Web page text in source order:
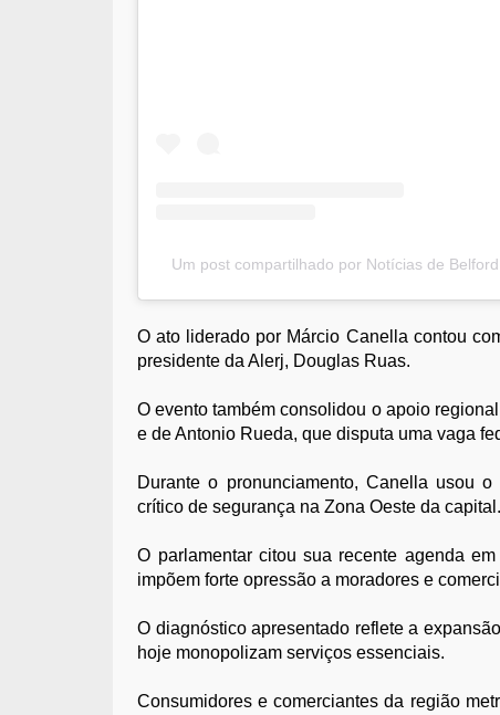
Um post compartilhado por Notícias de
O ato liderado por Márcio Canella contou
presidente da Alerj, Douglas Ruas.
O evento também consolidou o apoio
e de Antonio Rueda, que disputa uma vaga
Durante o pronunciamento, Canella usou
crítico de segurança na Zona Oeste da capital.
O parlamentar citou sua recente agenda
impõem forte opressão a moradores e
O diagnóstico apresentado reflete a
hoje monopolizam serviços essenciais.
Consumidores e comerciantes da região